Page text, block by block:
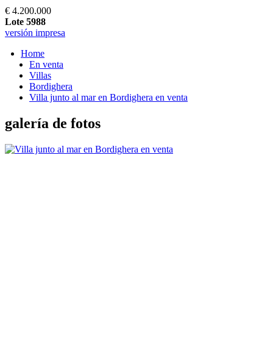
€ 4.200.000
Lote 5988
versión impresa
Home
En venta
Villas
Bordighera
Villa junto al mar en Bordighera en venta
galería de fotos